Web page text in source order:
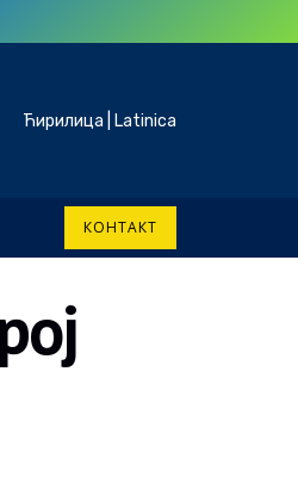
Ћирилица Latinica
КОНТАКТ